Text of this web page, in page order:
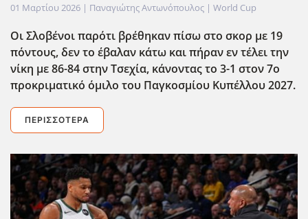
01 Μαρτίου 2026 | Παναγιώτης Αντωνόπουλος | World Cup
Οι Σλοβένοι παρότι βρέθηκαν πίσω στο σκορ με 19
πόντους, δεν το έβαλαν κάτω και πήραν εν τέλει την
νίκη με 86-84 στην Τσεχία, κάνοντας το 3-1 στον 7ο
προκριματικό όμιλο του Παγκοσμίου Κυπέλλου 2027.
ΠΕΡΙΣΣΌΤΕΡΑ